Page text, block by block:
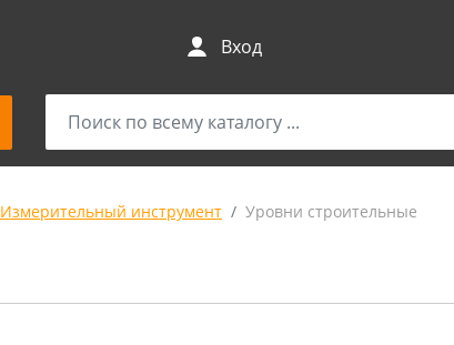
Вход
Измерительный инструмент Уровни строительные